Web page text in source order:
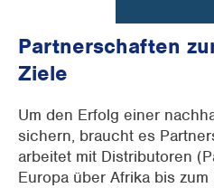
Partnerschaften
Ziele
Um den Erfolg einer
sichern, braucht es
arbeitet mit Distributoren
Europa über Afrika bis zum